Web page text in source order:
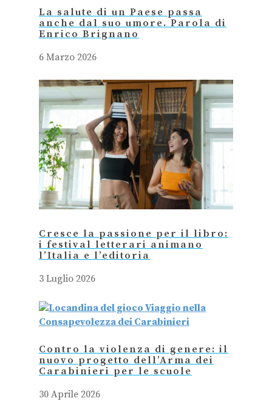
La salute di un Paese passa
anche dal suo umore. Parola di
Enrico Brignano
6 Marzo 2026
Cresce la passione per il libro:
i festival letterari animano
l’Italia e l’editoria
3 Luglio 2026
Contro la violenza di genere: il
nuovo progetto dell’Arma dei
Carabinieri per le scuole
30 Aprile 2026